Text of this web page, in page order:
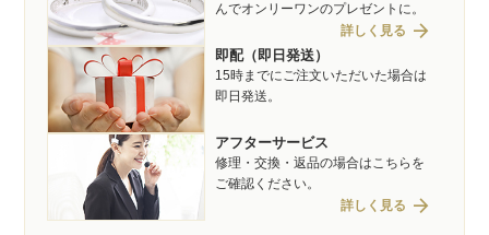
んでオンリーワンのプレゼントに。
詳しく見る arrow_forward
即配（即日発送）
15時までにご注文いただいた場合は
即日発送。
アフターサービス
修理・交換・返品の場合はこちらを
ご確認ください。
詳しく見る arrow_forward